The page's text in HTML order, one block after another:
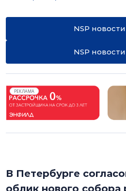
NSP
NSP
РЕКЛАМА
В Петербурге
облик нового